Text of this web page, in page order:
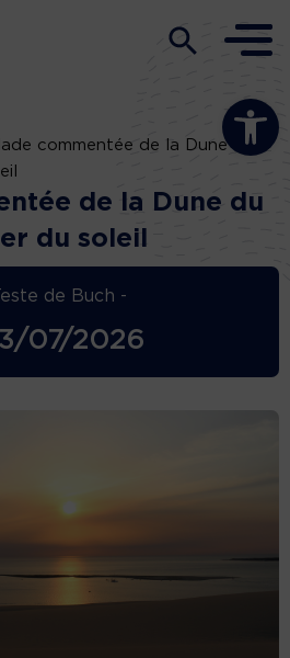
Ouvrir la
commentée de la Dune du
de la Dune du
du soleil
de Buch -
07/2026